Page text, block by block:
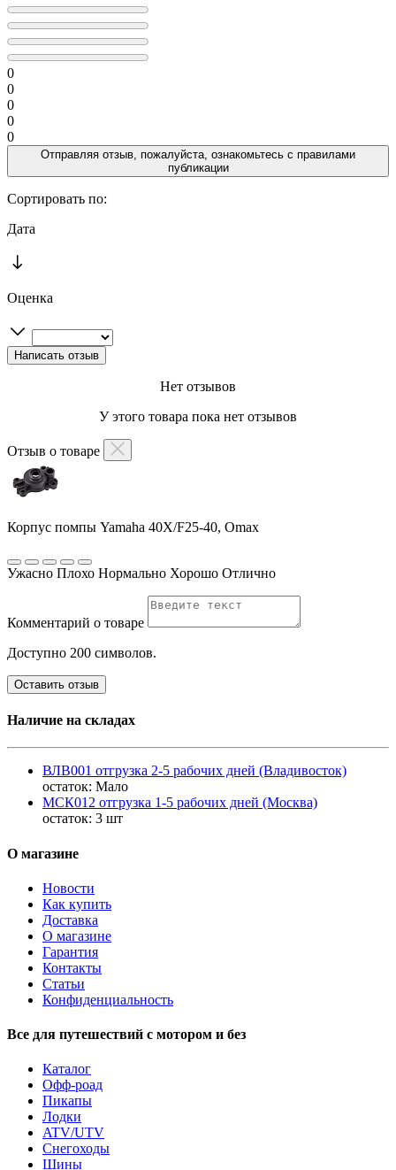
0
0
0
0
0
Отправляя отзыв, пожалуйста, ознакомьтесь с правилами
публикации
Сортировать по:
Дата
Оценка
Нет отзывов
У этого товара пока нет отзывов
Отзыв о товаре
Корпус помпы Yamaha 40X/F25-40, Omax
Ужасно Плохо Нормально Хорошо Отлично
Комментарий о товаре
Доступно 200 символов.
Оставить отзыв
Наличие на складах
ВЛВ001 отгрузка 2-5 рабочих дней (Владивосток)
остаток: Мало
МСК012 отгрузка 1-5 рабочих дней (Москва)
остаток: 3 шт
О магазине
Новости
Как купить
Доставка
О магазине
Гарантия
Контакты
Статьи
Конфиденциальность
Все для путешествий с мотором и без
Каталог
Офф-роад
Пикапы
Лодки
ATV/UTV
Снегоходы
Шины